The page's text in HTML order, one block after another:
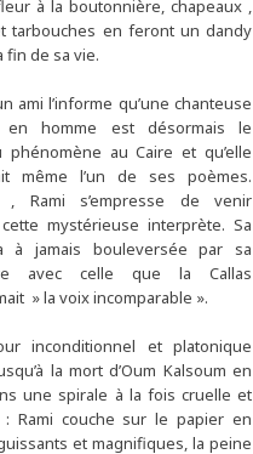
à la boutonnière, chapeaux ,
tarbouches en feront un dandy
fin de sa vie.
ami l’informe qu’une chanteuse
en homme est désormais le
phénomène au Caire et qu’elle
même l’un de ses poèmes.
, Rami s’empresse de venir
mystérieuse interprète. Sa
à jamais bouleversée par sa
avec celle que la Callas
» la voix incomparable ».
inconditionnel et platonique
la mort d’Oum Kalsoum en
une spirale à la fois cruelle et
: Rami couche sur le papier en
et magnifiques, la peine